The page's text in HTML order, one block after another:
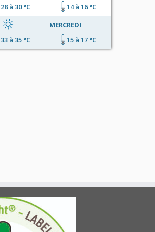
28 à 30 °C
14 à 16 °C
MERCREDI
33 à 35 °C
15 à 17 °C